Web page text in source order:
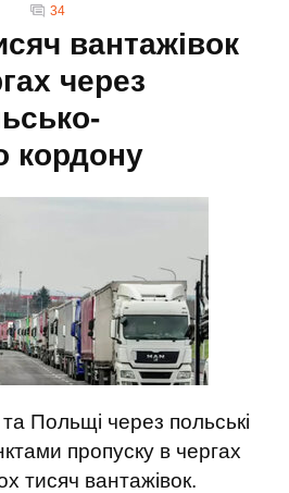
34
вантажівок
через
кордону
Польщі через польські
пропуску в чергах
тисяч вантажівок.